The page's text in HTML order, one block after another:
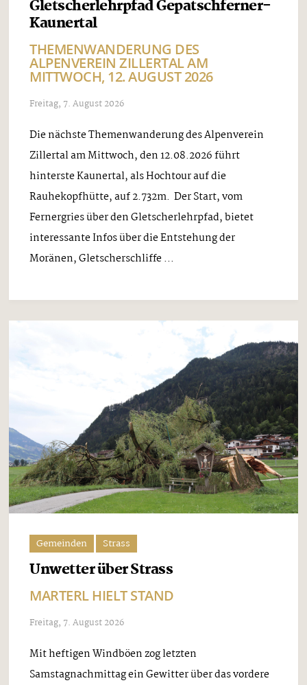
Gletscherlehrpfad Gepatschferner-
Kaunertal
THEMENWANDERUNG DES
ALPENVEREIN ZILLERTAL AM
MITTWOCH, 12. AUGUST 2026
Freitag, 7. August 2026
Die nächste Themenwanderung des Alpenverein
Zillertal am Mittwoch, den 12.08.2026 führt
hinterste Kaunertal, als Hochtour auf die
Rauhekopfhütte, auf 2.732m. Der Start, vom
Fernergries über den Gletscherlehrpfad, bietet
interessante Infos über die Entstehung der
Moränen, Gletscherschliffe ...
Gemeinden Strass
Unwetter über Strass
MARTERL HIELT STAND
Freitag, 7. August 2026
Mit heftigen Windböen zog letzten
Samstagnachmittag ein Gewitter über das vordere